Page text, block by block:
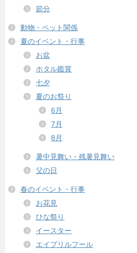
節分
動物・ペット関係
夏のイベント・行事
お盆
ホタル鑑賞
七夕
夏のお祭り
6月
7月
8月
暑中見舞い・残暑見舞い
父の日
春のイベント・行事
お花見
ひな祭り
イースター
エイプリルフール